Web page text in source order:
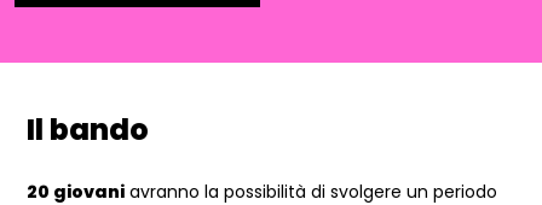
Il bando
20 giovani avranno la possibilità di svolgere un periodo